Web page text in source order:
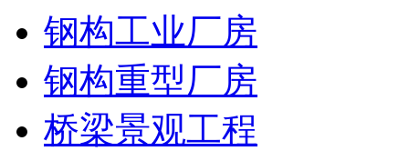
钢构工业厂房
钢构重型厂房
桥梁景观工程